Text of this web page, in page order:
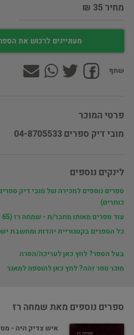
מחיר 35 ₪
מעוניינים לרכוש את
שתף
פרטי המוכר
מובי דיק ספרים 04-8705533
לינקים נוספים
כותרים)
עוד ספרים מאותו מחבר/ת - שמחה רז (65 כותרים)
כל הספרים בקטגוריית יהדות ומחשבת ישראל (9,212
בעל הספר? לחץ כאן לעריכה/הסרה
מוכר ספר זהה? לחץ כאן להוספה למאגר
ספרים נוספים מאת שמחה רז
איש צדיק היה -